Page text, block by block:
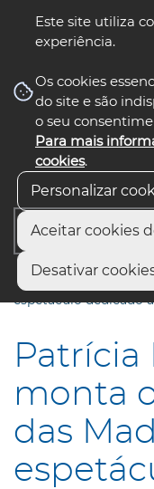
Este site utiliza
experiência.
Os cookies
do site e são
o seu
Para mais
cookies.
Personalizar
Aceitar cookies
Desativar
nos
Início
Patrícia Portela
espetáculo dedicado
Patrícia
monta
das